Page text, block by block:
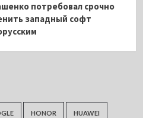
потребовал срочно
западный софт
HONOR HUAWEI